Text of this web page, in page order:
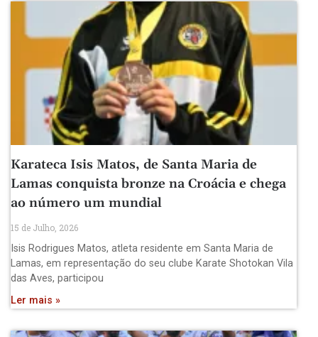
Karateca Isis Matos, de Santa Maria de
Lamas conquista bronze na Croácia e chega
ao número um mundial
15 de Julho, 2026
Isis Rodrigues Matos, atleta residente em Santa Maria de
Lamas, em representação do seu clube Karate Shotokan Vila
das Aves, participou
Ler mais »